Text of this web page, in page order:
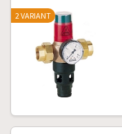
2 VARIANT